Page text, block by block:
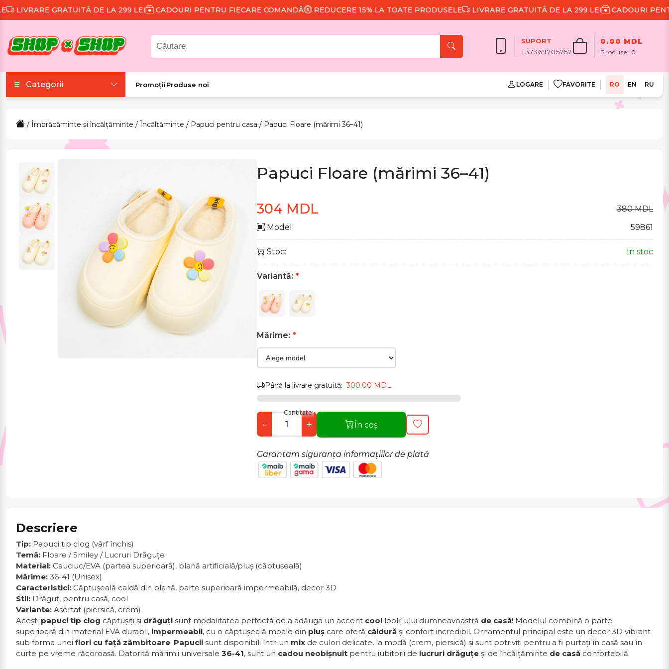
GRATUITĂ DE LA 299 LEI CADOURI PENTRU FIECARE COMANDĂ REDUCERE 15% LA TOATE PRODUSELE LIVRARE GRATUITĂ DE LA 299 LEI CADOURI PENTRU
SUPORT
+37369705757
0.00 MDL
Produse: 0
Categorii
Colecții tematice
Frumusețe și sănătate
Îmbrăcăminte și
încălțăminte
Papetărie
PromoțiiProduse noi LOGARE FAVORITE RO EN RU
/ Îmbrăcăminte și încălțăminte / Încălțăminte / Papuci pentru casa / Papuci Floare (mărimi 36–41)
Papuci Floare (mărimi 36–41)
304 MDL
380 MDL
Model:
59861
Stoc: In stoc
Variantă: *
Mărime: *
Până la livrare gratuită:300.00 MDL
Cantitate:
- + În coș
Garantam siguranța informațiilor de plată
Descriere
Tip: Papuci tip clog (vârf închis)
Temă: Floare / Smiley / Lucruri Drăguțe
Material: Cauciuc/EVA (partea superioară), blană artificială/pluș (căptușeală)
Mărime: 36-41 (Unisex)
Caracteristici: Căptușeală caldă din blană, parte superioară impermeabilă, decor 3D
Stil: Drăguț, pentru casă, cool
Variante: Asortat (piersică, crem)
Acești papuci tip clog căptușiți și drăguți sunt modalitatea perfectă de a adăuga un accent cool look-ului dumneavoastră de casă! Modelul combină o parte
superioară din material EVA durabil, impermeabil, cu o căptușeală moale din pluș care oferă căldură și confort incredibil. Ornamentul principal este un decor 3D vibrant
sub forma unei flori cu față zâmbitoare. Papucii sunt disponibili într-un mix de culori delicate, la modă (crem, piersică) și sunt potriviți pentru a fi purtați în casă sau în
curte pe vreme răcoroasă. Datorită mărimii universale 36-41, sunt un cadou neobișnuit pentru iubitorii de lucruri drăguțe și de încălțăminte de casă confortabilă.